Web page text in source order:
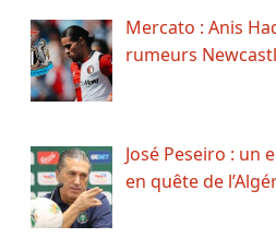
Mercato : Anis
rumeurs
José Peseiro : un
en quête de